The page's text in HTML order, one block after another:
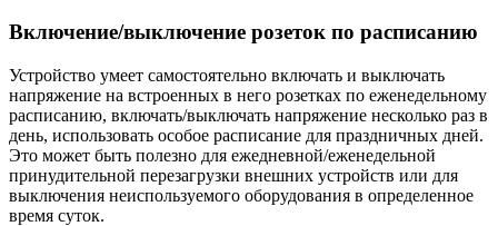
Включение/выключение розеток по расписанию
Устройство умеет самостоятельно включать и выключать
напряжение на встроенных в него розетках по еженедельному
расписанию, включать/выключать напряжение несколько раз в
день, использовать особое расписание для праздничных дней.
Это может быть полезно для ежедневной/еженедельной
принудительной перезагрузки внешних устройств или для
выключения неиспользуемого оборудования в определенное
время суток.